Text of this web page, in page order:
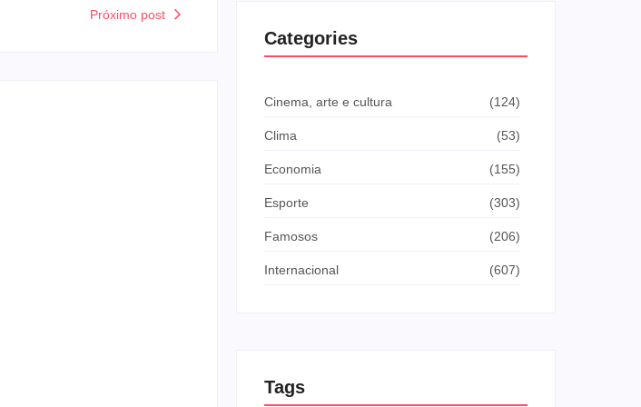
Próximo post
Categories
Cinema, arte e cultura (124)
Clima (53)
Economia (155)
Esporte (303)
Famosos (206)
Internacional (607)
Tags